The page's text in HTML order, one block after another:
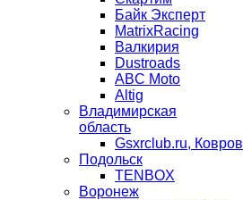
Байк Эксперт
MatrixRacing
Валкирия
Dustroads
ABC Moto
Altig
Владимирская
область
Gsxrclub.ru, Ковров
Подольск
TENBOX
Воронеж